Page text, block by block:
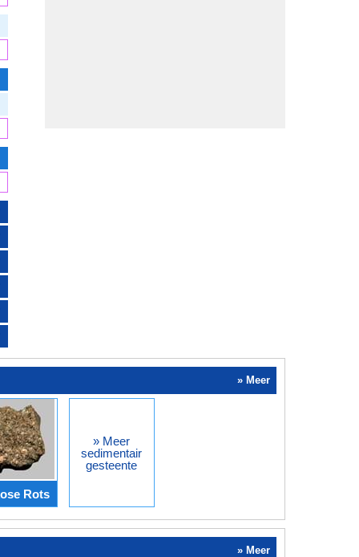
» Meer
Rots
» Meer
sedimentair
gesteente
» Meer